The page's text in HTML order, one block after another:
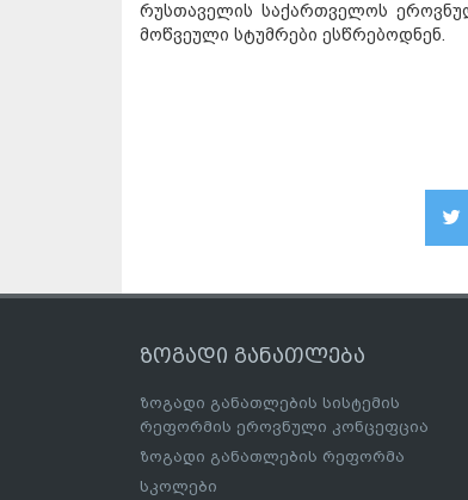
რუსთაველის საქართველოს
მოწვეული სტუმრები ესწრებოდნენ.
ზოგადი განათლება
ზოგადი განათლების სისტემის
რეფორმის ეროვნული კონცეფცია
ზოგადი განათლების რეფორმა
სკოლები